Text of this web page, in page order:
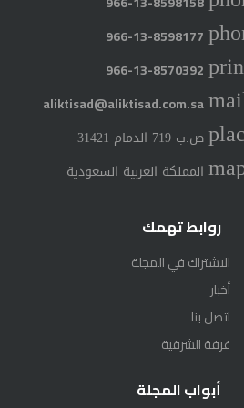
966-13-8598177
966-13-8570392
aliktisad@aliktisad.com.sa
ص.ب 719 الدمام 31421
المملكة العربية السعودية
روابط تهمك
الاشتراك في المجلة
أخبار
اتصل بنا
غرفة الشرقية
أبواب المجلة